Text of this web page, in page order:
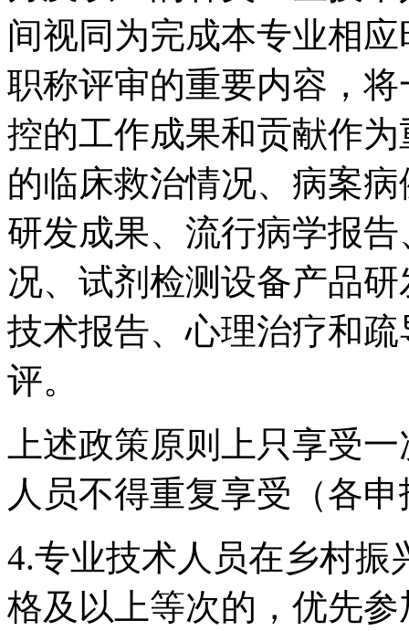
间视同为完成本专业相
职称评审的重要内容，
控的工作成果和贡献作
的临床救治情况、病案
研发成果、流行病学报
况、试剂检测设备产品
技术报告、心理治疗和
评。
上述政策原则上只享受
人员不得重复享受（各
4.专业技术人员在乡村振
格及以上等次的，优先